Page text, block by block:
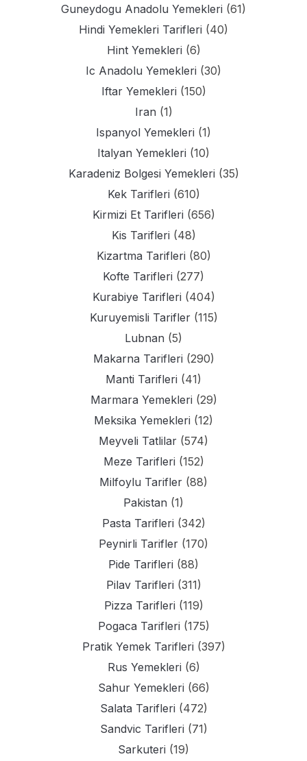
Guneydogu Anadolu Yemekleri (61)
Hindi Yemekleri Tarifleri (40)
Hint Yemekleri (6)
Ic Anadolu Yemekleri (30)
Iftar Yemekleri (150)
Iran (1)
Ispanyol Yemekleri (1)
Italyan Yemekleri (10)
Karadeniz Bolgesi Yemekleri (35)
Kek Tarifleri (610)
Kirmizi Et Tarifleri (656)
Kis Tarifleri (48)
Kizartma Tarifleri (80)
Kofte Tarifleri (277)
Kurabiye Tarifleri (404)
Kuruyemisli Tarifler(115)
Lubnan (5)
Makarna Tarifleri (290)
Manti Tarifleri (41)
Marmara Yemekleri (29)
Meksika Yemekleri (12)
Meyveli Tatlilar (574)
Meze Tarifleri (152)
Milfoylu Tarifler (88)
Pakistan (1)
Pasta Tarifleri (342)
Peynirli Tarifler (170)
Pide Tarifleri (88)
Pilav Tarifleri (311)
Pizza Tarifleri (119)
Pogaca Tarifleri (175)
Pratik Yemek Tarifleri (397)
Rus Yemekleri (6)
Sahur Yemekleri (66)
Salata Tarifleri (472)
Sandvic Tarifleri (71)
Sarkuteri (19)